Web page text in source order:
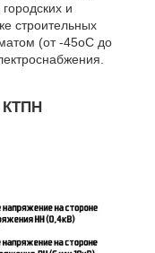
и
строительных
(от -45oС до
КТПН